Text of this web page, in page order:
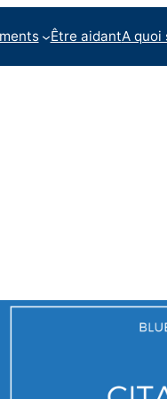
Être aidantA quoi